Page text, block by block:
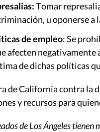
Tomar
u oponerse a
de empleo: Se
afecten negativamente
de dichas políticas
de California contra la
y recursos para
de Los Ángeles